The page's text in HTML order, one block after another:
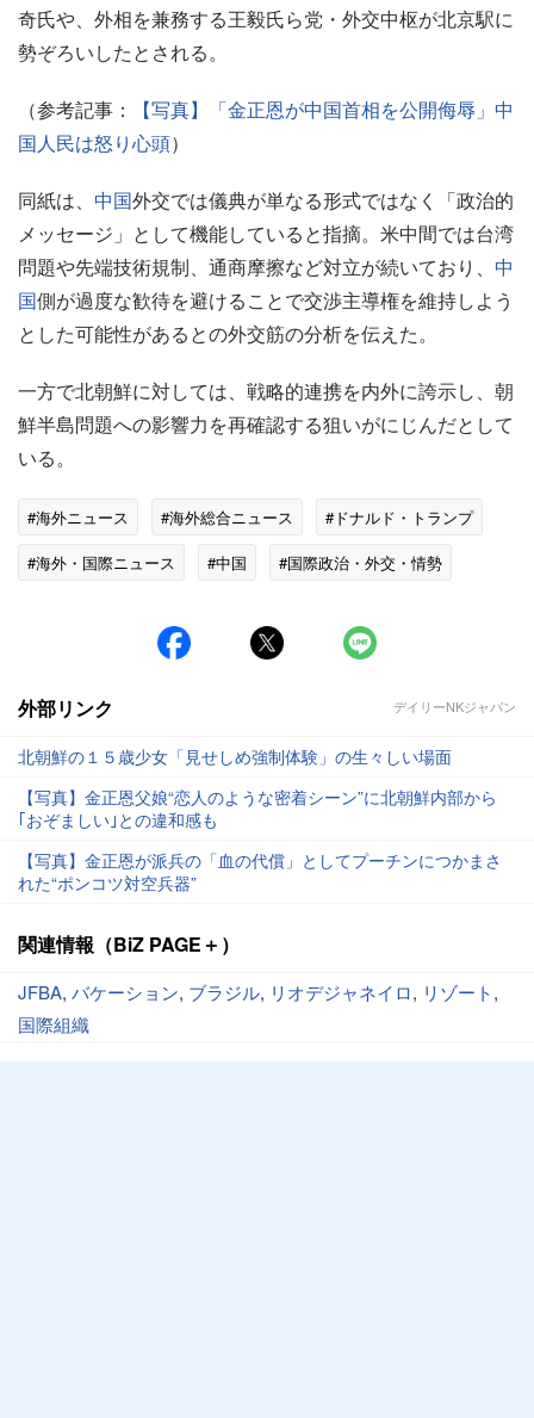
奇氏や、外相を兼務する王毅氏ら党・外交中枢が北京駅に
勢ぞろいしたとされる。
（参考記事：
【写真】「金正恩が中国首相を公開侮辱」中
国人民は怒り心頭）
同紙は、 中国外交では儀典が単なる形式ではなく「政治的
メッセージ」として機能していると指摘。米中間では台湾
問題や先端技術規制、通商摩擦など対立が続いており、 中
国側が過度な歓待を避けることで交渉主導権を維持しよう
とした可能性があるとの外交筋の分析を伝えた。
一方で北朝鮮に対しては、戦略的連携を内外に誇示し、朝
鮮半島問題への影響力を再確認する狙いがにじんだとして
いる。
#海外ニュース #海外総合ニュース
#ドナルド・トランプ
#海外・国際ニュース
#中国 #国際政治・外交・情勢
外部リンク デイリーNKジャパン
北朝鮮の１５歳少女「見せしめ強制体験」の生々しい場面
【写真】金正恩父娘“恋人のような密着シーン”に北朝鮮内部から
｢おぞましい｣との違和感も
【写真】金正恩が派兵の「血の代償」としてプーチンにつかまさ
れた“ポンコツ対空兵器”
関連情報（BiZ PAGE＋）
JFBA, バケーション, ブラジル, リオデジャネイロ, リゾート,
国際組織